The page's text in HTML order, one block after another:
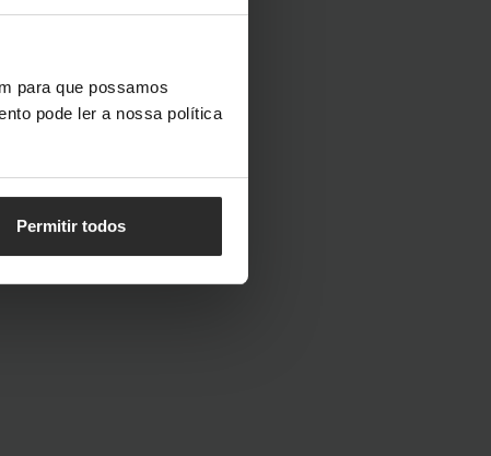
para que possamos
pode ler a nossa política
Permitir todos